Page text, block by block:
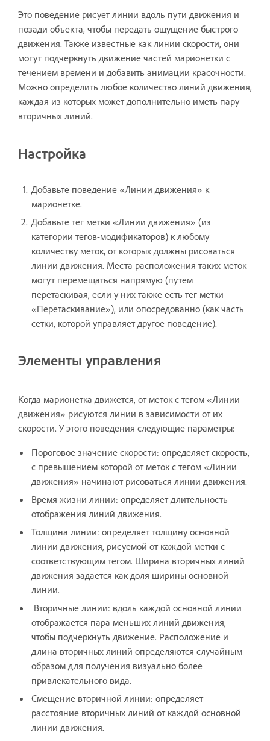
Это поведение рисует линии вдоль пути движения и
позади объекта, чтобы передать ощущение быстрого
движения. Также известные как линии скорости, они
могут подчеркнуть движение частей марионетки с
течением времени и добавить анимации красочности.
Можно определить любое количество линий движения,
каждая из которых может дополнительно иметь пару
вторичных линий.
Настройка
Добавьте поведение «Линии движения» к
марионетке.
Добавьте тег метки «Линии движения» (из
категории тегов-модификаторов) к любому
количеству меток, от которых должны рисоваться
линии движения. Места расположения таких меток
могут перемещаться напрямую (путем
перетаскивая, если у них также есть тег метки
«Перетаскивание»), или опосредованно (как часть
сетки, которой управляет другое поведение).
Элементы управления
Когда марионетка движется, от меток с тегом «Линии
движения» рисуются линии в зависимости от их
скорости. У этого поведения следующие параметры:
Пороговое значение скорости: определяет скорость,
с превышением которой от меток с тегом «Линии
движения» начинают рисоваться линии движения.
Время жизни линии: определяет длительность
отображения линий движения.
Толщина линии: определяет толщину основной
линии движения, рисуемой от каждой метки с
соответствующим тегом. Ширина вторичных линий
движения задается как доля ширины основной
линии.
Вторичные линии: вдоль каждой основной линии
отображается пара меньших линий движения,
чтобы подчеркнуть движение. Расположение и
длина вторичных линий определяются случайным
образом для получения визуально более
привлекательного вида.
Смещение вторичной линии: определяет
расстояние вторичных линий от каждой основной
линии движения.